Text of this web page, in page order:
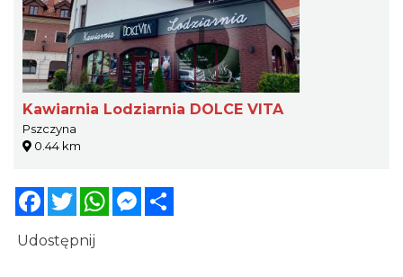
Kawiarnia Lodziarnia DOLCE VITA
Pszczyna
0.44 km
FacebookTwitterWhatsAppMessenger
Udostępnij